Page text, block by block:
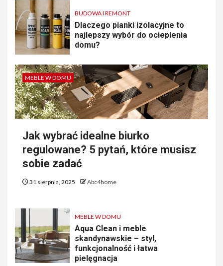
BUDOWA I REMONT
Dlaczego pianki izolacyjne to
najlepszy wybór do ocieplenia
domu?
MEBLE W DOMU
Jak wybrać idealne biurko
regulowane? 5 pytań, które musisz
sobie zadać
31 sierpnia, 2025 Abc4home
MEBLE W DOMU
Aqua Clean i meble
skandynawskie – styl,
funkcjonalność i łatwa
pielęgnacja